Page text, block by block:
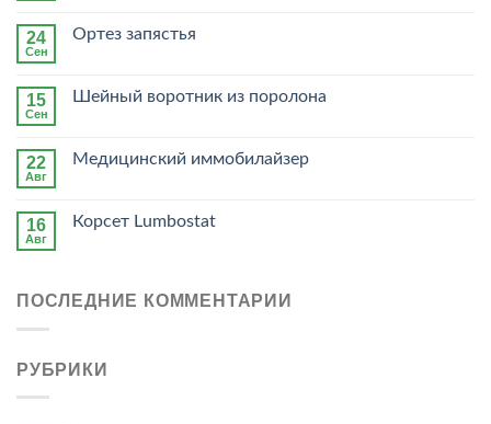
24
Сен
Ортез запястья
15
Сен
Шейный воротник из поролона
22
Авг
Медицинский иммобилайзер
16
Авг
Корсет Lumbostat
ПОСЛЕДНИЕ КОММЕНТАРИИ
РУБРИКИ